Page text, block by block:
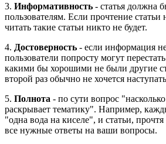
3. Информативность - статья должна
пользователям. Если прочтение статьи
читать такие статьи никто не будет.
4. Достоверность - если информация
пользователи попросту могут
какими бы хорошими не были другие
второй раз обычно не хочется
5. Полнота - по сути вопрос
раскрывает тематику". Например,
"одна вода на киселе", и статьи,
все нужные ответы на ваши вопросы.